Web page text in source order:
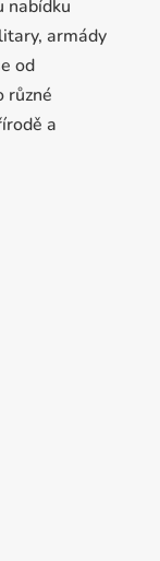
nabídku
armády
od
různé
a